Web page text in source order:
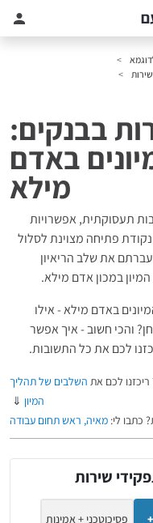
בבנקים:
באדם
מילא
תעסוקתית, אפשרויות
פתיחה מצוינת לסלול
את שלב הריאיון
במכון אדם מילא.
באדם מילא - אילו
והכי חשוב - איך אפשר
לכם את כל התשובות.
לכם את השלבים של תהליך
המיון ⇓
כתבו לי: מאיה, ראש תחום עבודה
שירות
פסיכוטכני + אמינות